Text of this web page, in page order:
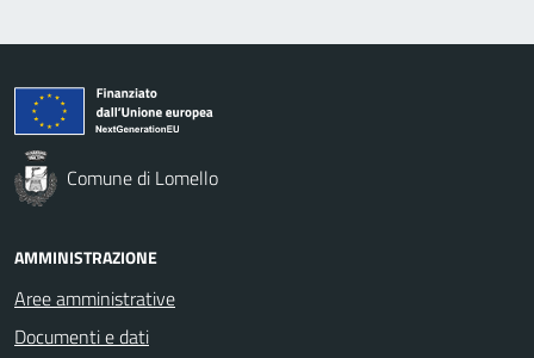
Comune di Lomello
AMMINISTRAZIONE
Aree amministrative
Documenti e dati